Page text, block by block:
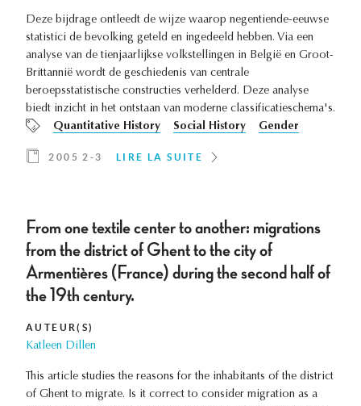
Deze bijdrage ontleedt de wijze waarop negentiende-eeuwse
statistici de bevolking geteld en ingedeeld hebben. Via een
analyse van de tienjaarlijkse volkstellingen in België en Groot-
Brittannië wordt de geschiedenis van centrale
beroepsstatistische constructies verhelderd. Deze analyse
biedt inzicht in het ontstaan van moderne classificatieschema's.
Quantitative History
Social History Gender
2005 2-3 LIRE LA SUITE
From one textile center to another: migrations
from the district of Ghent to the city of
Armentières (France) during the second half of
the 19th century.
AUTEUR(S)
Katleen Dillen
This article studies the reasons for the inhabitants of the district
of Ghent to migrate. Is it correct to consider migration as a